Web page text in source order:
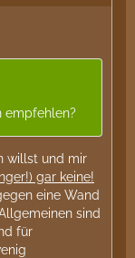
empfehlen?
willst und mir
gar keine!
eine Wand
sind
für